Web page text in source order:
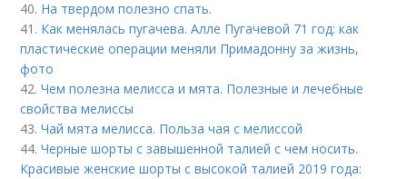
40. На твердом полезно спать.
41. Как менялась пугачева. Алле Пугачевой 71 год: как
пластические операции меняли Примадонну за жизнь,
фото
42.Чем полезна мелисса и мята. Полезные и лечебные
свойства мелиссы
43.Чай мята мелисса. Польза чая с мелиссой
44.Черные шорты с завышенной талией с чем носить.
Красивые женские шорты с высокой талией 2019 года: